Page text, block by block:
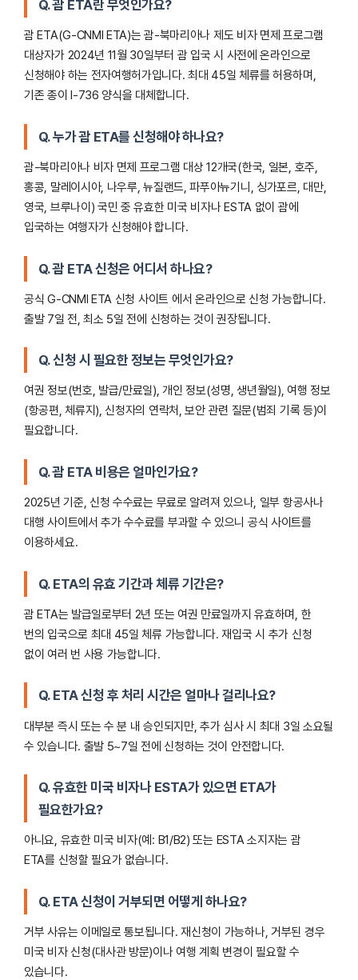
Q. 괌 ETA란 무엇인가요?
괌 ETA(G-CNMI ETA)는 괌-북마리아나 제도 비자 면제 프로그램
대상자가 2024년 11월 30일부터 괌 입국 시 사전에 온라인으로
신청해야 하는 전자여행허가입니다. 최대 45일 체류를 허용하며,
기존 종이 I-736 양식을 대체합니다.
Q. 누가 괌 ETA를 신청해야 하나요?
괌-북마리아나 비자 면제 프로그램 대상 12개국(한국, 일본, 호주,
홍콩, 말레이시아, 나우루, 뉴질랜드, 파푸아뉴기니, 싱가포르, 대만,
영국, 브루나이) 국민 중 유효한 미국 비자나 ESTA 없이 괌에
입국하는 여행자가 신청해야 합니다.
Q. 괌 ETA 신청은 어디서 하나요?
공식 G-CNMI ETA 신청 사이트 에서 온라인으로 신청 가능합니다.
출발 7일 전, 최소 5일 전에 신청하는 것이 권장됩니다.
Q. 신청 시 필요한 정보는 무엇인가요?
여권 정보(번호, 발급/만료일), 개인 정보(성명, 생년월일), 여행 정보
(항공편, 체류지), 신청자의 연락처, 보안 관련 질문(범죄 기록 등)이
필요합니다.
Q. 괌 ETA 비용은 얼마인가요?
2025년 기준, 신청 수수료는 무료로 알려져 있으나, 일부 항공사나
대행 사이트에서 추가 수수료를 부과할 수 있으니 공식 사이트를
이용하세요.
Q. ETA의 유효 기간과 체류 기간은?
괌 ETA는 발급일로부터 2년 또는 여권 만료일까지 유효하며, 한
번의 입국으로 최대 45일 체류 가능합니다. 재입국 시 추가 신청
없이 여러 번 사용 가능합니다.
Q. ETA 신청 후 처리 시간은 얼마나 걸리나요?
대부분 즉시 또는 수 분 내 승인되지만, 추가 심사 시 최대 3일 소요될
수 있습니다. 출발 5~7일 전에 신청하는 것이 안전합니다.
Q. 유효한 미국 비자나 ESTA가 있으면 ETA가
필요한가요?
아니요, 유효한 미국 비자(예: B1/B2) 또는 ESTA 소지자는 괌
ETA를 신청할 필요가 없습니다.
Q. ETA 신청이 거부되면 어떻게 하나요?
거부 사유는 이메일로 통보됩니다. 재신청이 가능하나, 거부된 경우
미국 비자 신청(대사관 방문)이나 여행 계획 변경이 필요할 수
있습니다.